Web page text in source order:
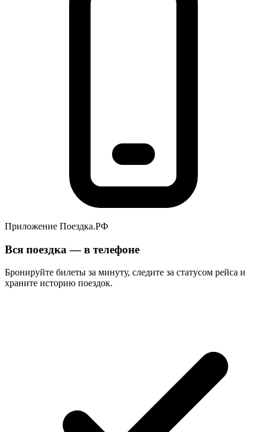
Приложение Поездка.РФ
Вся поездка — в телефоне
Бронируйте билеты за минуту, следите за статусом рейса и
храните историю поездок.